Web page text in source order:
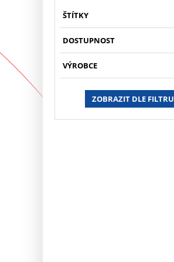
ŠTÍTKY
DOSTUPNOST
VÝROBCE
ZOBRAZIT DLE FILTRU